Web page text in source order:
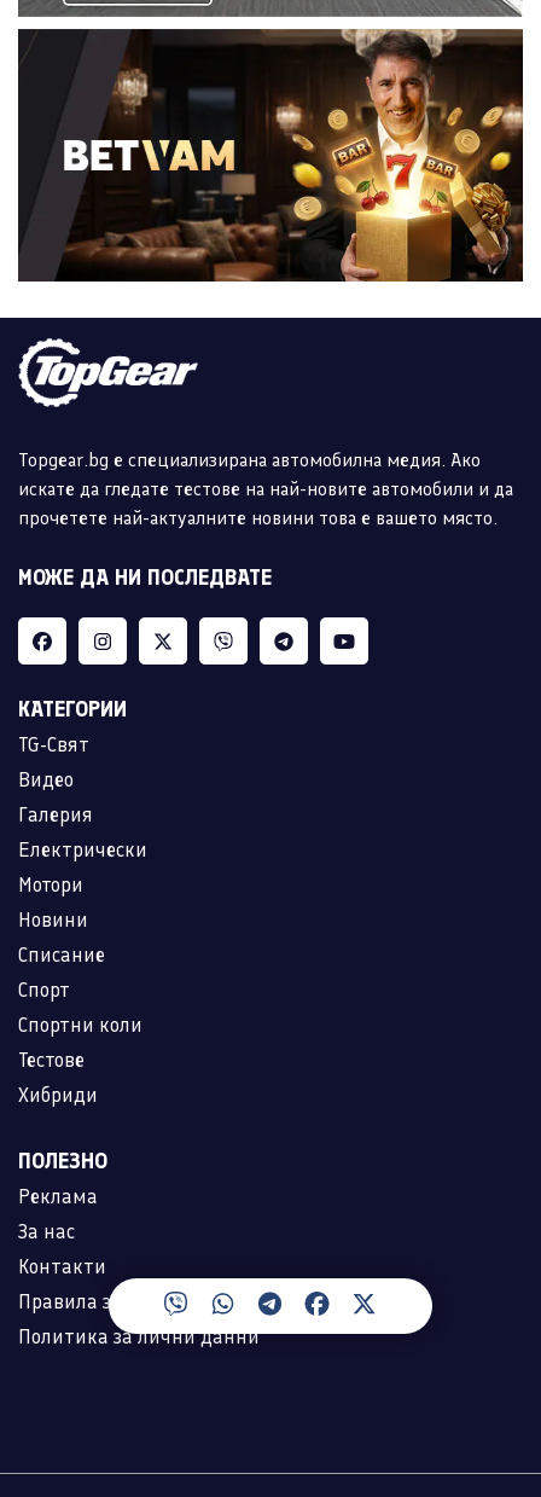
Topgear.bg е специализирана автомобилна медия. Ако
искате да гледате тестове на най-новите автомобили и да
прочетете най-актуалните новини това е вашето място.
МОЖЕ ДА НИ ПОСЛЕДВАТЕ
КАТЕГОРИИ
TG-Свят
Видео
Галерия
Електрически
Мотори
Новини
Списание
Спорт
Спортни коли
Тестове
Хибриди
ПОЛЕЗНО
Реклама
За нас
Контакти
Правила за ползване
Политика за лични данни